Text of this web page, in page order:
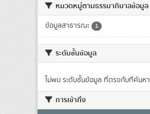
หมวดหมู่ตามธรรมาภิบาลข้อมูล
ข้อมูลสาธารณะ 1
ระดับชั้นข้อมูล
ไม่พบ ระดับชั้นข้อมูล ที่ตรงกับที่ค้นหา
การเข้าถึง